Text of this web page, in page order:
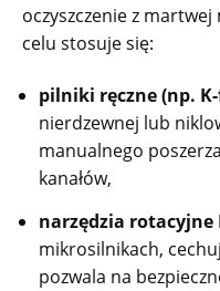
oczyszczenie z
celu stosuje się:
pilniki ręczne (np.
nierdzewnej lub
manualnego
kanałów,
narzędzia rotacyjne
mikrosilnikach,
pozwala na